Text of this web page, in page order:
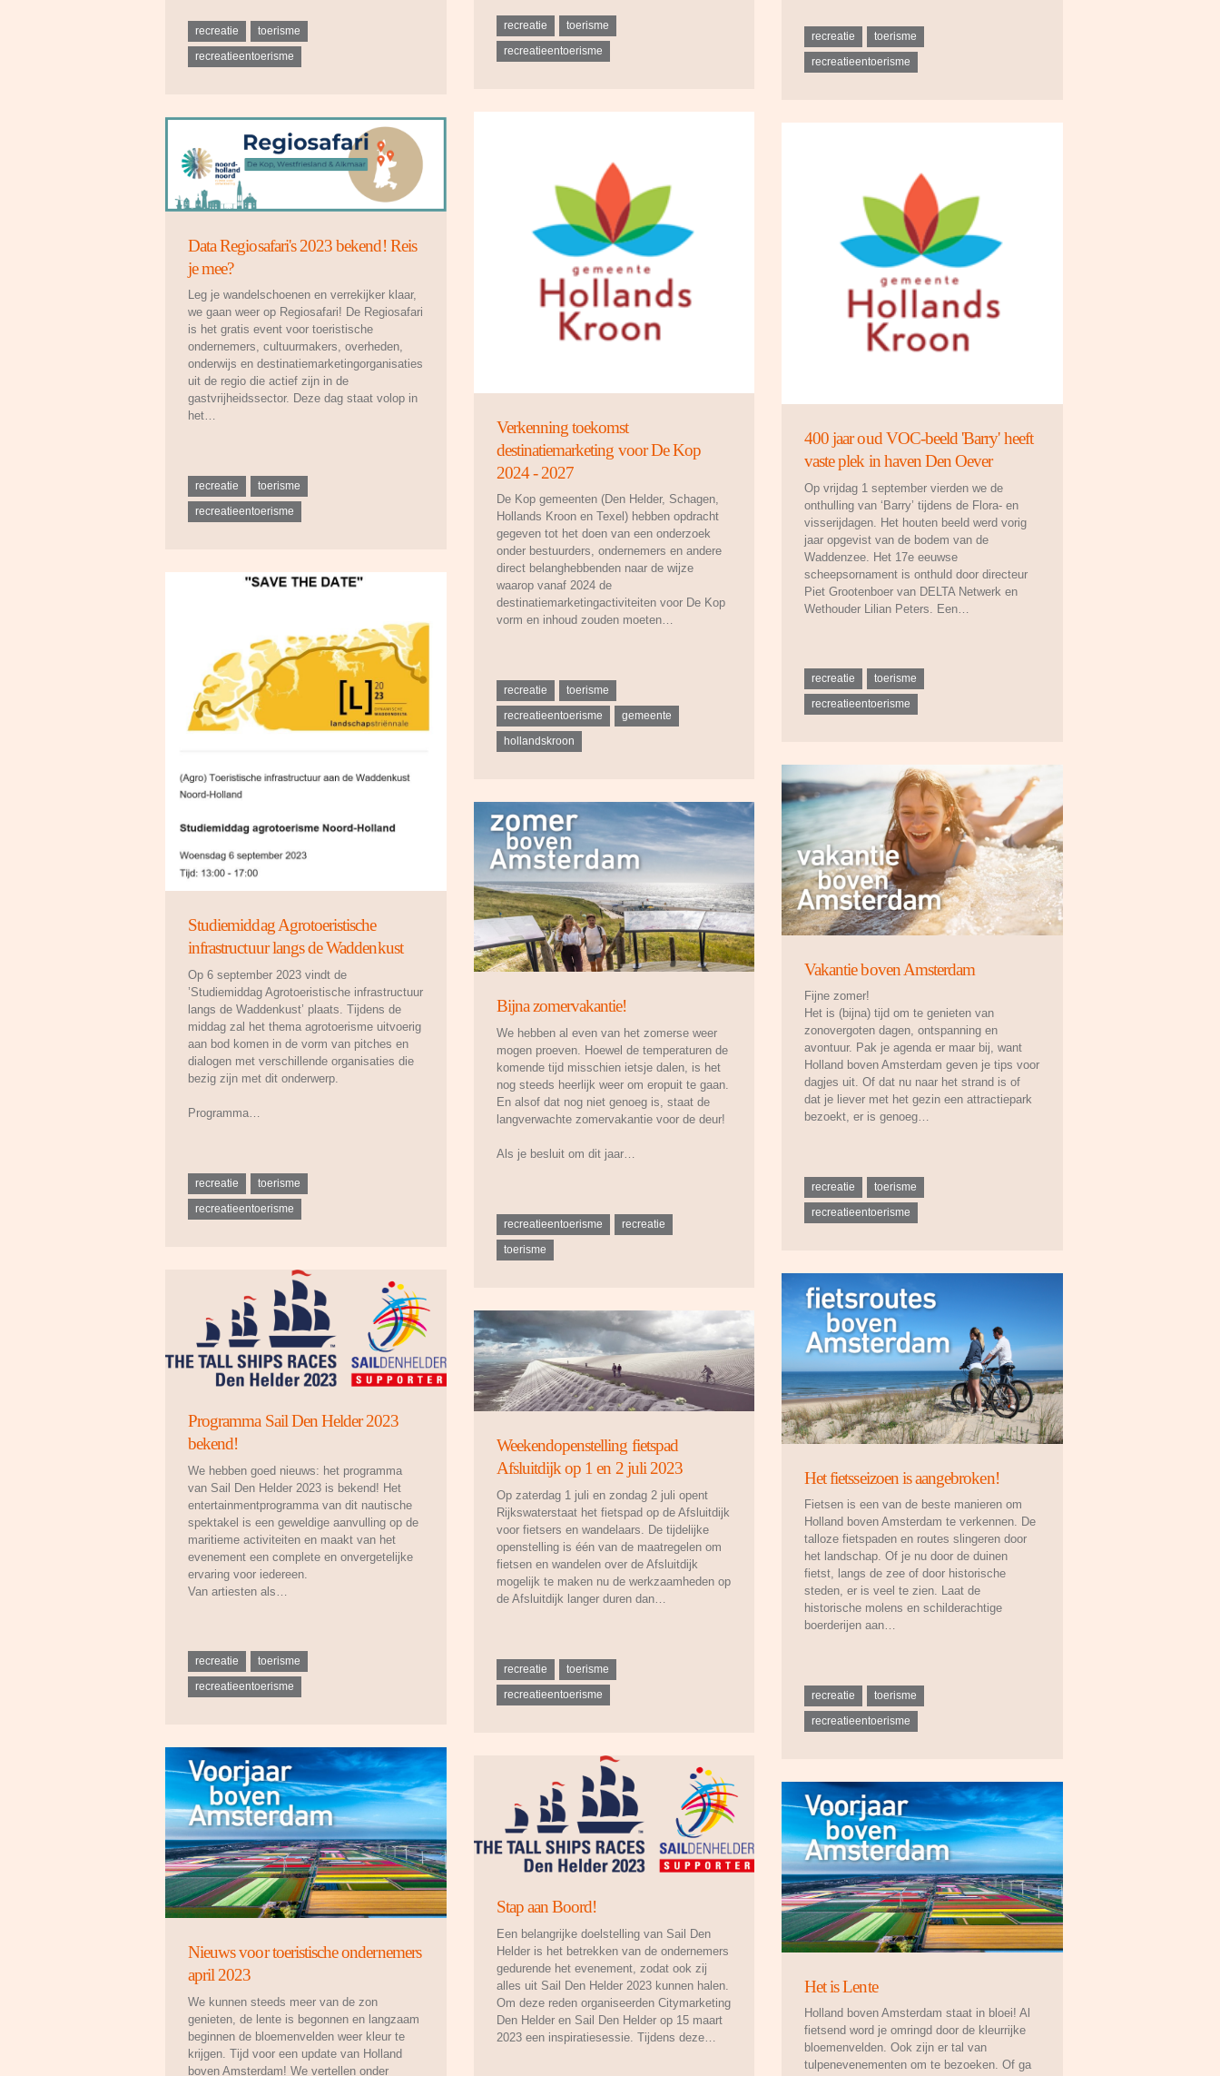
recreatie
toerisme
recreatieentoerisme
recreatie
toerisme
recreatieentoerisme
recreatie
toerisme
recreatieentoerisme
Verkenning toekomst
destinatiemarketing voor De Kop
2024 - 2027
De Kop gemeenten (Den Helder, Schagen,
Hollands Kroon en Texel) hebben opdracht
gegeven tot het doen van een onderzoek
onder bestuurders, ondernemers en andere
direct belanghebbenden naar de wijze
waarop vanaf 2024 de
destinatiemarketingactiviteiten voor De Kop
vorm en inhoud zouden moeten…
recreatie
toerisme
recreatieentoerisme
gemeente
hollandskroon
Data Regiosafari's 2023 bekend! Reis
je mee?
Leg je wandelschoenen en verrekijker klaar,
we gaan weer op Regiosafari! De Regiosafari
is het gratis event voor toeristische
ondernemers, cultuurmakers, overheden,
onderwijs en destinatiemarketingorganisaties
uit de regio die actief zijn in de
gastvrijheidssector. Deze dag staat volop in
het…
recreatie
toerisme
recreatieentoerisme
400 jaar oud VOC-beeld 'Barry' heeft
vaste plek in haven Den Oever
Op vrijdag 1 september vierden we de
onthulling van ‘Barry’ tijdens de Flora- en
visserijdagen. Het houten beeld werd vorig
jaar opgevist van de bodem van de
Waddenzee. Het 17e eeuwse
scheepsornament is onthuld door directeur
Piet Grootenboer van DELTA Netwerk en
Wethouder Lilian Peters. Een…
recreatie
toerisme
recreatieentoerisme
Studiemiddag Agrotoeristische
infrastructuur langs de Waddenkust
Op 6 september 2023 vindt de
’Studiemiddag Agrotoeristische infrastructuur
langs de Waddenkust’ plaats. Tijdens de
middag zal het thema agrotoerisme uitvoerig
aan bod komen in de vorm van pitches en
dialogen met verschillende organisaties die
bezig zijn met dit onderwerp.
Programma…
recreatie
toerisme
recreatieentoerisme
Vakantie boven Amsterdam
Fijne zomer!
Het is (bijna) tijd om te genieten van
zonovergoten dagen, ontspanning en
avontuur. Pak je agenda er maar bij, want
Holland boven Amsterdam geven je tips voor
dagjes uit. Of dat nu naar het strand is of
dat je liever met het gezin een attractiepark
bezoekt, er is genoeg…
recreatie
toerisme
recreatieentoerisme
Bijna zomervakantie!
We hebben al even van het zomerse weer
mogen proeven. Hoewel de temperaturen de
komende tijd misschien ietsje dalen, is het
nog steeds heerlijk weer om eropuit te gaan.
En alsof dat nog niet genoeg is, staat de
langverwachte zomervakantie voor de deur!
Als je besluit om dit jaar…
recreatieentoerisme
recreatie
toerisme
Programma Sail Den Helder 2023
bekend!
We hebben goed nieuws: het programma
van Sail Den Helder 2023 is bekend! Het
entertainmentprogramma van dit nautische
spektakel is een geweldige aanvulling op de
maritieme activiteiten en maakt van het
evenement een complete en onvergetelijke
ervaring voor iedereen.
Van artiesten als…
recreatie
toerisme
recreatieentoerisme
Het fietsseizoen is aangebroken!
Fietsen is een van de beste manieren om
Holland boven Amsterdam te verkennen. De
talloze fietspaden en routes slingeren door
het landschap. Of je nu door de duinen
fietst, langs de zee of door historische
steden, er is veel te zien. Laat de
historische molens en schilderachtige
boerderijen aan…
recreatie
toerisme
recreatieentoerisme
Weekendopenstelling fietspad
Afsluitdijk op 1 en 2 juli 2023
Op zaterdag 1 juli en zondag 2 juli opent
Rijkswaterstaat het fietspad op de Afsluitdijk
voor fietsers en wandelaars. De tijdelijke
openstelling is één van de maatregelen om
fietsen en wandelen over de Afsluitdijk
mogelijk te maken nu de werkzaamheden op
de Afsluitdijk langer duren dan…
recreatie
toerisme
recreatieentoerisme
Nieuws voor toeristische ondernemers
april 2023
We kunnen steeds meer van de zon
genieten, de lente is begonnen en langzaam
beginnen de bloemenvelden weer kleur te
krijgen. Tijd voor een update van Holland
boven Amsterdam! We vertellen onder
Stap aan Boord!
Een belangrijke doelstelling van Sail Den
Helder is het betrekken van de ondernemers
gedurende het evenement, zodat ook zij
alles uit Sail Den Helder 2023 kunnen halen.
Om deze reden organiseerden Citymarketing
Den Helder en Sail Den Helder op 15 maart
2023 een inspiratiesessie. Tijdens deze…
Het is Lente
Holland boven Amsterdam staat in bloei! Al
fietsend word je omringd door de kleurrijke
bloemenvelden. Ook zijn er tal van
tulpenevenementen om te bezoeken. Of ga